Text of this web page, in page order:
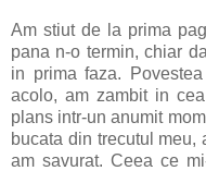
Am stiut de la prima
pana n-o termin, chiar
in prima faza.
acolo, am zambit in
plans intr-un anumit
bucata din trecutul
am savurat. Ceea ce